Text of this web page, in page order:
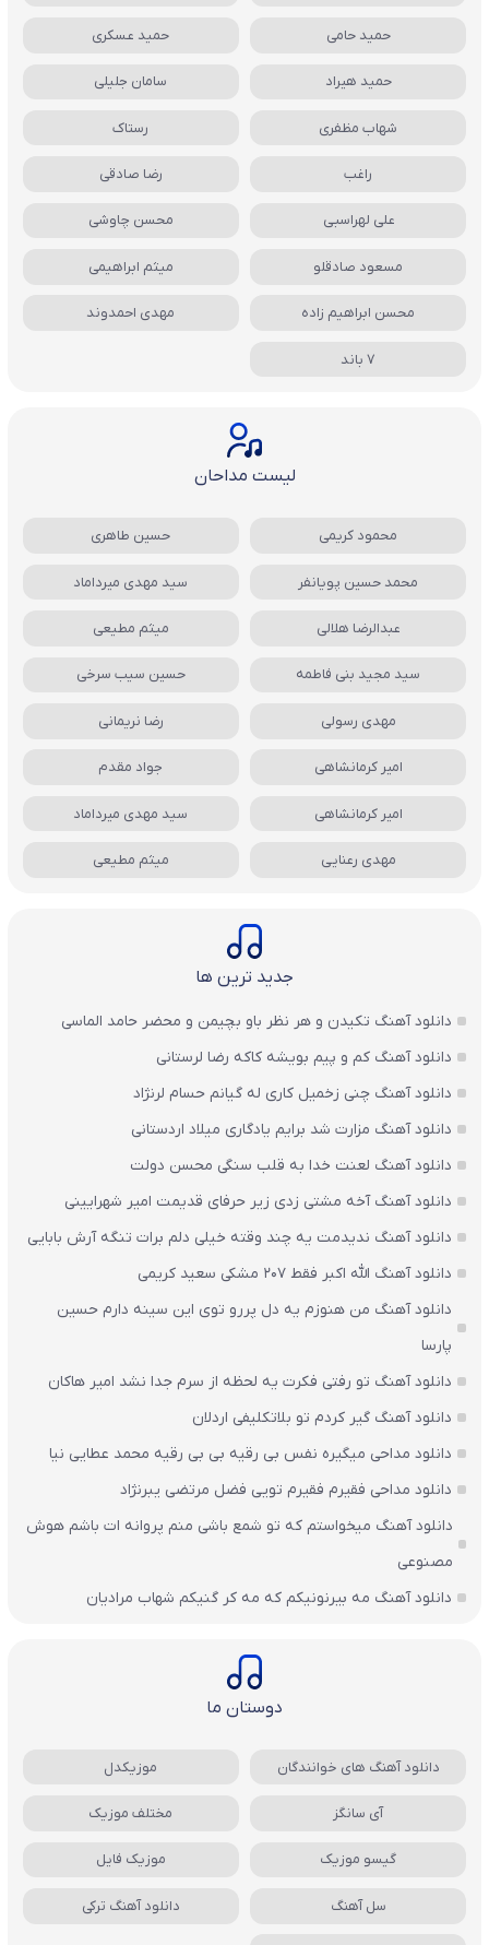
حمید حامی حمید عسکری
حمید هیراد سامان جلیلی
شهاب مظفری رستاک
راغب رضا صادقی
علی لهراسبی محسن چاوشی
مسعود صادقلو میثم ابراهیمی
محسن ابراهیم زاده مهدی احمدوند
7 باند
لیست مداحان
محمود کریمی حسین طاهری
محمد حسین پویانفر سید مهدی میرداماد
عبدالرضا هلالی میثم مطیعی
سید مجید بنی فاطمه حسین سیب سرخی
مهدی رسولی رضا نریمانی
امیر کرمانشاهی جواد مقدم
امیر کرمانشاهی سید مهدی میرداماد
مهدی رعنایی میثم مطیعی
جدید ترین ها
دانلود آهنگ تکیدن و هر نظر باو بچیمن و محضر حامد الماسی
دانلود آهنگ کم و پیم بویشه کاکه رضا لرستانی
دانلود آهنگ چنی زخمیل کاری له گیانم حسام لرنژاد
دانلود آهنگ مزارت شد برایم یادگاری میلاد اردستانی
دانلود آهنگ لعنت خدا به قلب سنگی محسن دولت
دانلود آهنگ آخه مشتی زدی زیر حرفای قدیمت امیر شهرایینی
دانلود آهنگ ندیدمت یه چند وقته خیلی دلم برات تنگه آرش بابایی
دانلود آهنگ الله اکبر فقط 207 مشکی سعید کریمی
دانلود آهنگ من هنوزم یه دل پررو توی این سینه دارم حسین
پارسا
دانلود آهنگ تو رفتی فکرت یه لحظه از سرم جدا نشد امیر هاکان
دانلود آهنگ گیر کردم تو بلاتکلیفی اردلان
دانلود مداحی میگیره نفس بی رقیه بی بی رقیه محمد عطایی نیا
دانلود مداحی فقیرم فقیرم تویی فضل مرتضی یبرنژاد
دانلود آهنگ میخواستم که تو شمع باشی منم پروانه ات باشم هوش
مصنوعی
دانلود آهنگ مه بیرنونیکم که مه کر گنیکم شهاب مرادیان
دوستان ما
دانلود آهنگ های خوانندگان موزیکدل
آی سانگز مختلف موزیک
گیسو موزیک موزیک فایل
سل آهنگ دانلود آهنگ ترکی